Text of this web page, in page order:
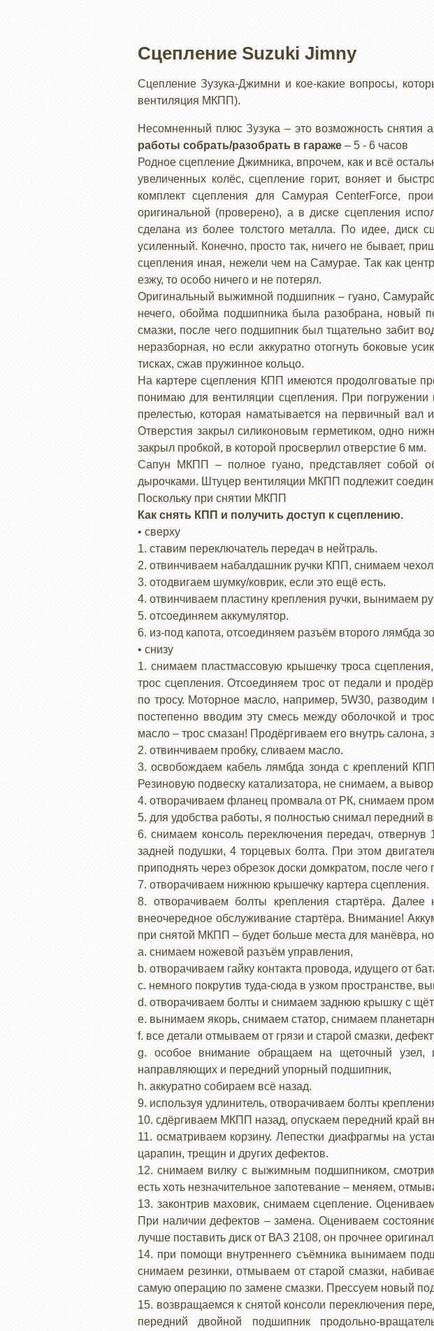
Сцепление Suzuki Jimny
Сцепление Зузука-Джимни и кое-какие вопросы,
вентиляция МКПП).
Несомненный плюс Зузука – это возможность снятия
работы собрать/разобрать в гараже – 5 - 6 часов
Родное сцепление Джимника, впрочем, как и всё
увеличенных колёс, сцепление горит, воняет и
комплект сцепления для Самурая CenterForce,
оригинальной (проверено), а в диске сцепления
сделана из более толстого металла. По идее, диск
усиленный. Конечно, просто так, ничего не бывает,
сцепления иная, нежели чем на Самурае. Так как
езжу, то особо ничего и не потерял.
Оригинальный выжимной подшипник – гуано,
нечего, обойма подшипника была разобрана, новый
смазки, после чего подшипник был тщательно забит
неразборная, но если аккуратно отогнуть боковые
тисках, сжав пружинное кольцо.
На картере сцепления КПП имеются продолговатые
понимаю для вентиляции сцепления. При
прелестью, которая наматывается на первичный
Отверстия закрыл силиконовым герметиком, одно
закрыл пробкой, в которой просверлил отверстие 6 мм.
Сапун МКПП – полное гуано, представляет собой
дырочками. Штуцер вентиляции МКПП подлежит
Поскольку при снятии МКПП
Как снять КПП и получить доступ к сцеплению.
• сверху
1. ставим переключатель передач в нейтраль.
2. отвинчиваем набалдашник ручки КПП, снимаем
3. отодвигаем шумку/коврик, если это ещё есть.
4. отвинчиваем пластину крепления ручки, вынимаем
5. отсоединяем аккумулятор.
6. из-под капота, отсоединяем разъём второго лямбда
• снизу
1. снимаем пластмассовую крышечку троса
трос сцепления. Отсоединяем трос от педали и
по тросу. Моторное масло, например, 5W30,
постепенно вводим эту смесь между оболочкой и
масло – трос смазан! Продёргиваем его внутрь
2. отвинчиваем пробку, сливаем масло.
3. освобождаем кабель лямбда зонда с креплений
Резиновую подвеску катализатора, не снимаем, а
4. отворачиваем фланец промвала от РК, снимаем
5. для удобства работы, я полностью снимал передний
6. снимаем консоль переключения передач,
задней подушки, 4 торцевых болта. При этом
приподнять через обрезок доски домкратом, после
7. отворачиваем нижнюю крышечку картера сцепления.
8. отворачиваем болты крепления стартёра. Далее
внеочередное обслуживание стартёра. Внимание!
при снятой МКПП – будет больше места для манёвра, но
a. снимаем ножевой разъём управления,
b. отворачиваем гайку контакта провода, идущего от
c. немного покрутив туда-сюда в узком пространстве,
d. отворачиваем болты и снимаем заднюю крышку с
e. вынимаем якорь, снимаем статор, снимаем
f. все детали отмываем от грязи и старой смазки,
g. особое внимание обращаем на щеточный узел,
направляющих и передний упорный подшипник,
h. аккуратно собираем всё назад.
9. используя удлинитель, отворачиваем болты
10. сдёргиваем МКПП назад, опускаем передний край
11. осматриваем корзину. Лепестки диафрагмы на
царапин, трещин и других дефектов.
12. снимаем вилку с выжимным подшипником,
есть хоть незначительное запотевание – меняем,
13. законтрив маховик, снимаем сцепление.
При наличии дефектов – замена. Оцениваем
лучше поставить диск от ВАЗ 2108, он прочнее
14. при помощи внутреннего съёмника вынимаем
снимаем резинки, отмываем от старой смазки,
самую операцию по замене смазки. Прессуем новый
15. возвращаемся к снятой консоли переключения
передний двойной подшипник продольно-